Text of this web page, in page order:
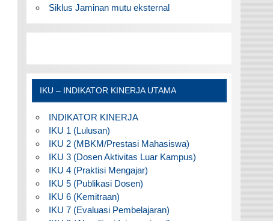
Siklus Jaminan mutu eksternal
IKU – INDIKATOR KINERJA UTAMA
INDIKATOR KINERJA
IKU 1 (Lulusan)
IKU 2 (MBKM/Prestasi Mahasiswa)
IKU 3 (Dosen Aktivitas Luar Kampus)
IKU 4 (Praktisi Mengajar)
IKU 5 (Publikasi Dosen)
IKU 6 (Kemitraan)
IKU 7 (Evaluasi Pembelajaran)